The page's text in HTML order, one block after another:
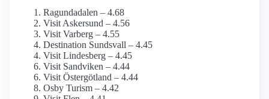
Ragundadalen – 4.68
Visit Askersund – 4.56
Visit Varberg – 4.55
Destination Sundsvall – 4.45
Visit Lindesberg – 4.45
Visit Sandviken – 4.44
Visit Östergötland – 4.44
Osby Turism – 4.42